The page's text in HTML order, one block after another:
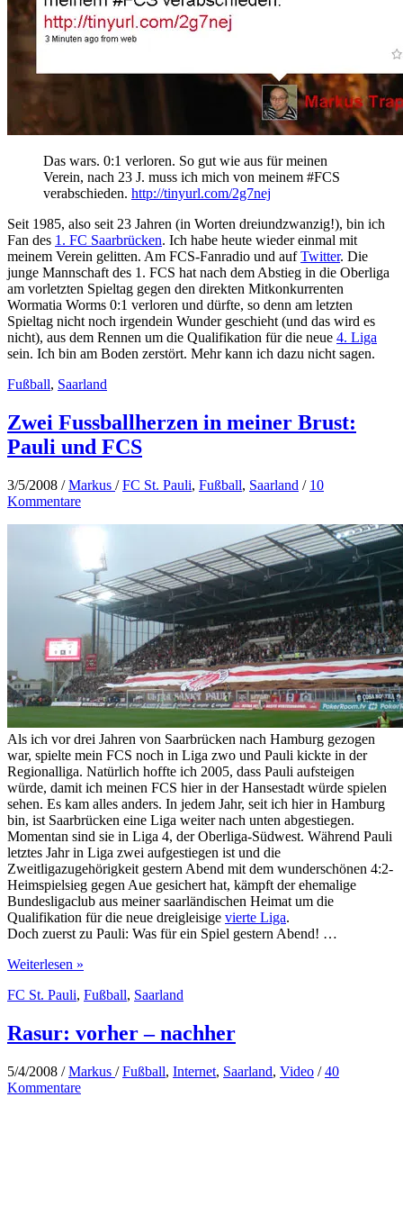
Das wars. 0:1 verloren. So gut wie aus für meinen
Verein, nach 23 J. muss ich mich von meinem #FCS
verabschieden. http://tinyurl.com/2g7nej
Seit 1985, also seit 23 Jahren (in Worten dreiundzwanzig!), bin ich
Fan des 1. FC Saarbrücken. Ich habe heute wieder einmal mit
meinem Verein gelitten. Am FCS-Fanradio und aufTwitter. Die
junge Mannschaft des 1. FCS hat nach dem Abstieg in die Oberliga
am vorletzten Spieltag gegen den direkten Mitkonkurrenten
Wormatia Worms 0:1 verloren und dürfte, so denn am letzten
Spieltag nicht noch irgendein Wunder geschieht (und das wird es
nicht), aus dem Rennen um die Qualifikation für die neue 4. Liga
sein. Ich bin am Boden zerstört. Mehr kann ich dazu nicht sagen.
Fußball, Saarland
Zwei Fussballherzen in meiner Brust:
Pauli und FCS
3/5/2008 /Markus /FC St. Pauli, Fußball, Saarland / 10
Kommentare
Als ich vor drei Jahren von Saarbrücken nach Hamburg gezogen
war, spielte mein FCS noch in Liga zwo und Pauli kickte in der
Regionalliga. Natürlich hoffte ich 2005, dass Pauli aufsteigen
würde, damit ich meinen FCS hier in der Hansestadt würde spielen
sehen. Es kam alles anders. In jedem Jahr, seit ich hier in Hamburg
bin, ist Saarbrücken eine Liga weiter nach unten abgestiegen.
Momentan sind sie in Liga 4, der Oberliga-Südwest. Während Pauli
letztes Jahr in Liga zwei aufgestiegen ist und die
Zweitligazugehörigkeit gestern Abend mit dem wunderschönen 4:2-
Heimspielsieg gegen Aue gesichert hat, kämpft der ehemalige
Bundesligaclub aus meiner saarländischen Heimat um die
Qualifikation für die neue dreigleisige vierte Liga.
Doch zuerst zu Pauli: Was für ein Spiel gestern Abend! …
Zwei
in
Brust:
Pauli
FCS
Weiterlesen »
FC St. Pauli, Fußball, Saarland
Rasur: vorher – nachher
5/4/2008 /Markus /Fußball, Internet, Saarland, Video /40
Kommentare